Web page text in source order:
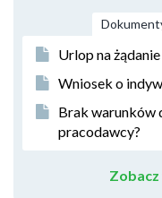
Urlop na
Wniosek o
Brak warunków
pracodawcy?